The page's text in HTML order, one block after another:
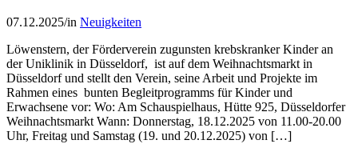
07.12.2025/in Neuigkeiten
Löwenstern, der Förderverein zugunsten krebskranker Kinder an
der Uniklinik in Düsseldorf, ist auf dem Weihnachtsmarkt in
Düsseldorf und stellt den Verein, seine Arbeit und Projekte im
Rahmen eines bunten Begleitprogramms für Kinder und
Erwachsene vor: Wo: Am Schauspielhaus, Hütte 925, Düsseldorfer
Weihnachtsmarkt Wann: Donnerstag, 18.12.2025 von 11.00-20.00
Uhr, Freitag und Samstag (19. und 20.12.2025) von […]